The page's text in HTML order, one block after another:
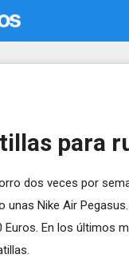
para
dos veces por
Nike Air
En los últimos